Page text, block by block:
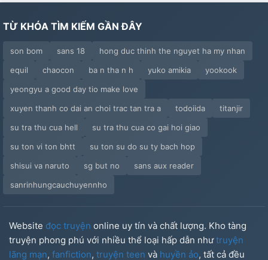
TỪ KHÓA TÌM KIẾM GẦN ĐÂY
son bom sans 18
hong duc thinh the nguyet ha my nhan
equil
chaocon ba n tha n h yuko amikia
yookook
yeongyu a good day tio make love
xuyen thanh co dai an choi trac tan tra a
todoiida
titanjir
su tra thu cua hell
su tra thu cua co gai hoi giao
su ton vi ton bhtt
su ton su do su ty bach hop
shisui va naruto
sg but no
sans aux reader
sanrinhungcauchuyennho
Website đọc truyện online uy tín và chất lượng. Kho tàng
truyện phong phú với nhiều thể loại hấp dẫn nhưtruyện
lãng mạn, fanfiction, truyện teen và huyền ảo, tất cả đều